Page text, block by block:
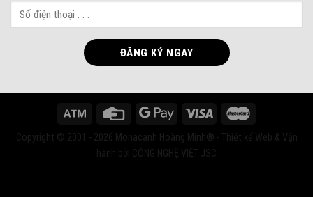
Copyright © 2001 - 2026 Monacanh Hoàng Minh® - Thiết kế Web & Vận
hành bởi CÔNG NGHỆ VIỆT JSC